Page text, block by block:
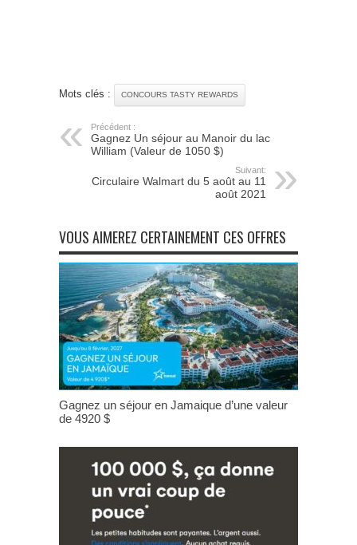
Mots clés : CONCOURS TASTY REWARDS
Précédent :
Gagnez Un séjour au Manoir du lac
William (Valeur de 1050 $)
Suivant:
Circulaire Walmart du 5 août au 11
août 2021
VOUS AIMEREZ CERTAINEMENT CES OFFRES
Gagnez un séjour en Jamaique d’une valeur
de 4920 $